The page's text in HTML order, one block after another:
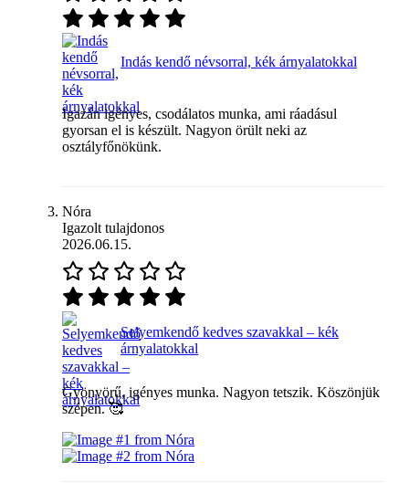
Indás kendő névsorral, kék árnyalatokkal
Igazán igényes, csodálatos munka, ami ráadásul
gyorsan el is készült. Nagyon örült neki az
osztályfőnökünk.
Nóra
Igazolt tulajdonos
2026.06.15.
Selyemkendő kedves szavakkal – kék
árnyalatokkal
Gyönyörű, igényes munka. Nagyon tetszik. Köszönjük
szépen. 🥰